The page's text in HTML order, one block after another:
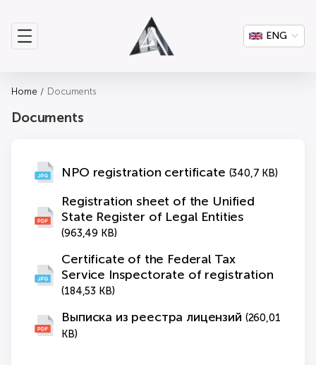
ENG
Home Documents
Documents
NPO registration certificate (340,7 KB)
Registration sheet of the Unified
State Register of Legal Entities
(963,49 KB)
Certificate of the Federal Tax
Service Inspectorate of registration
(184,53 KB)
Выписка из реестра лицензий (260,01
KB)